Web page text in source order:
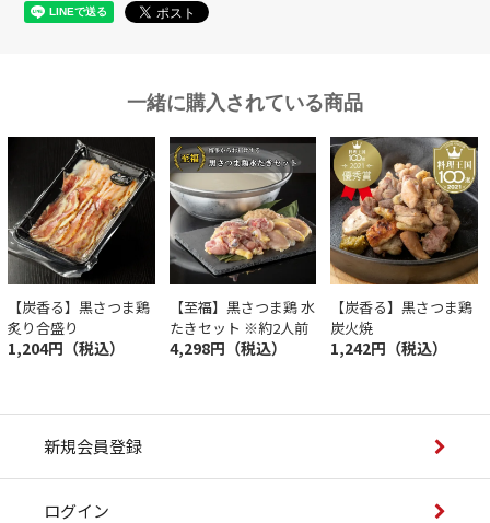
一緒に購入されている商品
【炭香る】黒さつま鶏
炙り合盛り
1,204円（税込）
【至福】黒さつま鶏 水
たきセット ※約2人前
4,298円（税込）
【炭香る】黒さつま鶏
炭火焼
1,242円（税込）
新規会員登録
ログイン